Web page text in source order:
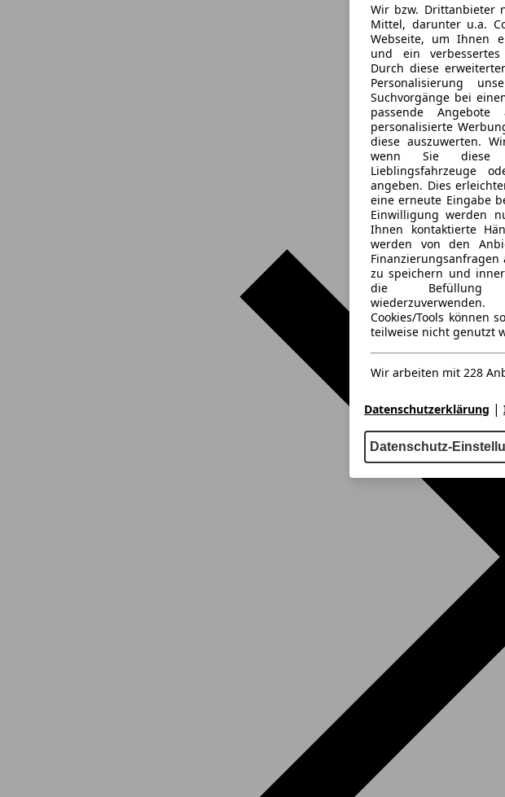
Wir bzw. Drittanbieter
Mittel, darunter u.a.
Webseite, um Ihnen
und ein
Durch diese
Personalisierung
Suchvorgänge bei
passende
personalisierte
diese auszuwerten.
wenn Sie diese
Lieblingsfahrzeuge
angeben. Dies
eine erneute Eingabe
Einwilligung werden
Ihnen kontaktierte
werden von den
zu speichern und
die Befüllung
Cookies/Tools können
teilweise nicht genutzt
Wir arbeiten mit 228
Datenschutzerklärung |
Datenschutz-